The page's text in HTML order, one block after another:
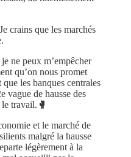
Je crains que les marchés
ne peux m’empêcher
qu’on nous promet
les banques centrales
vague de hausse des
travail.🥊
et le marché de
malgré la hausse
légèrement à la